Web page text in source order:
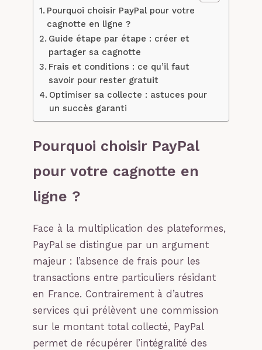
Pourquoi choisir PayPal pour votre
cagnotte en ligne ?
Guide étape par étape : créer et
partager sa cagnotte
Frais et conditions : ce qu’il faut
savoir pour rester gratuit
Optimiser sa collecte : astuces pour
un succès garanti
Pourquoi choisir PayPal
pour votre cagnotte en
ligne ?
Face à la multiplication des plateformes,
PayPal se distingue par un argument
majeur : l’absence de frais pour les
transactions entre particuliers résidant
en France. Contrairement à d’autres
services qui prélèvent une commission
sur le montant total collecté, PayPal
permet de récupérer l’intégralité des